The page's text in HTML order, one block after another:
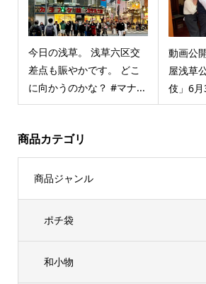
今日の浅草。 浅草六区交
差点も賑やかです。 どこ
に向かうのかな？ #マナ...
動画公
屋浅草
伎」6
商品カテゴリ
商品ジャンル
ポチ袋
和小物